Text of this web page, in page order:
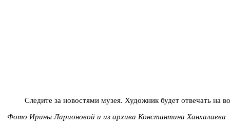
Следите за новостями музея. Художник будет отвечать на
Фото Ирины Ларионовой и из архива Константина Ханхалаева